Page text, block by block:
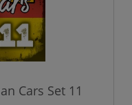
Cars Set 11